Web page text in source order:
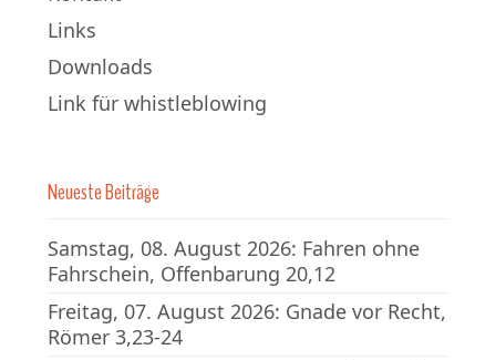
Links
Downloads
Link für whistleblowing
Neueste Beiträge
Samstag, 08. August 2026: Fahren ohne
Fahrschein, Offenbarung 20,12
Freitag, 07. August 2026: Gnade vor Recht,
Römer 3,23-24